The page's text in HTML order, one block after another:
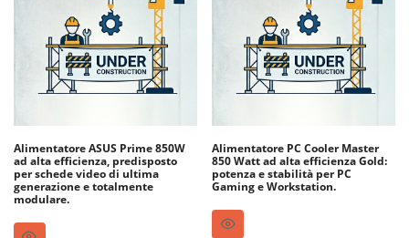
Alimentatore ASUS Prime 850W
ad alta efficienza, predisposto
per schede video di ultima
generazione e totalmente
modulare.
Alimentatore PC Cooler Master
850 Watt ad alta efficienza Gold:
potenza e stabilità per PC
Gaming e Workstation.